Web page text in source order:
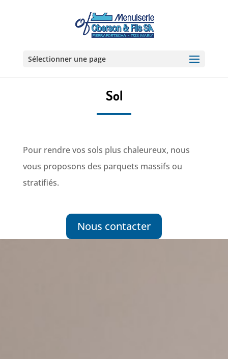
Sélectionner une page
Sol
Pour rendre vos sols plus chaleureux, nous
vous proposons des parquets massifs ou
stratifiés.
Nous contacter